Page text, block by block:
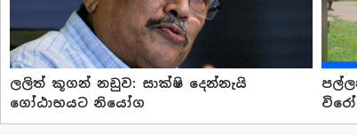
ලලිත් කූගන් නඩුව: සාක්ෂි දෙන්නැයි
ගෝඨාභයට නියෝග